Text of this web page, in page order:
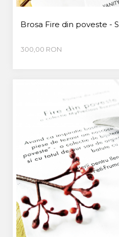
Brosa Fire din poveste -
300,00 RON